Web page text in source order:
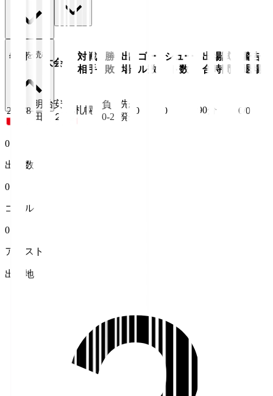
年月
大会
対戦
相手
勝
敗
出
場
ゴー
ル数
シュー
ト数
出場試
合時間
警告/
退場
26/8/8
明治安
田Ｊ２
札幌
負
0-2
先
発
0 0 90分 0/0
続きを読む
0
出場数
0
ゴール
0
アシスト
出身地